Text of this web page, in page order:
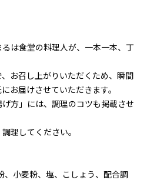
るは食堂の料理人が、一本一本、丁
お召し上がりいただくため、瞬間
お届けさせていただきます。
方」には、調理のコツも掲載させ
理してください。
、小麦粉、塩、こしょう、配合調